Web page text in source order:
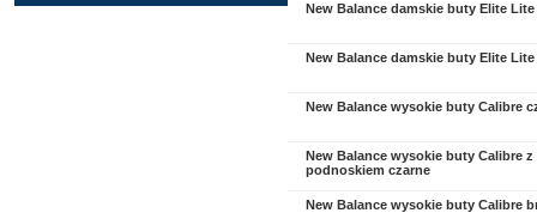
New Balance damskie buty Elite
New Balance damskie buty Elite
New Balance wysokie buty Calibre
New Balance wysokie buty Calibre
podnoskiem czarne
New Balance wysokie buty Calibre